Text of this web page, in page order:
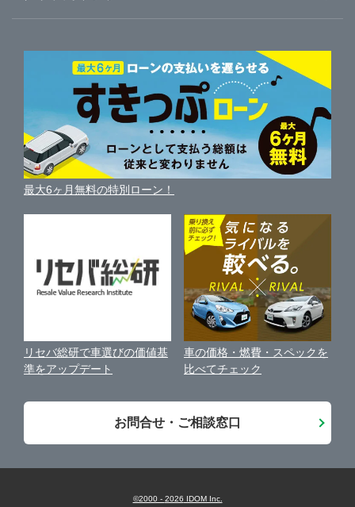
愛媛県
中古車人気ランキング
自動車ローンを調べる
ガリバーの自動車ローン
車買い替えの基礎知識
近くのお店で車を探す
ガリバーの査定が選ばれる理由
車を売る時よくある質問
便利な査定サービス
中古車買取相場（毎月更新）
車の個人売買ガイド
新車・中古車カタログ
車の燃費を調べる
車種別クチコミ
車比較サイト
サイトマップ
サイトの使用条件
利用規約
保険代理店業務に関する基本方針
古物営業法に基づく表示
お客様の声
会社案内
最大6ヶ月無料の特別ローン！
リセバ総研で車選びの価値基
準をアップデート
車の価格・燃費・スペックを
比べてチェック
お問合せ・ご相談窓口
©2000 - 2026 IDOM Inc.